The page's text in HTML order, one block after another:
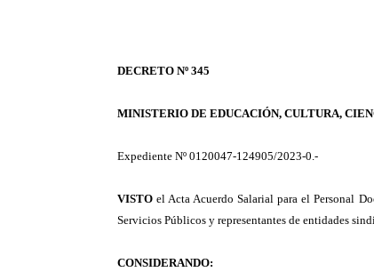
DECRETO Nº 345
MINISTERIO DE EDUCACIÓN, CULTURA,
Expediente Nº 0120047-124905/2023-0.-
VISTOel Acta Acuerdo Salarial para el Personal
Servicios Públicos y representantes de entidades
CONSIDERANDO: